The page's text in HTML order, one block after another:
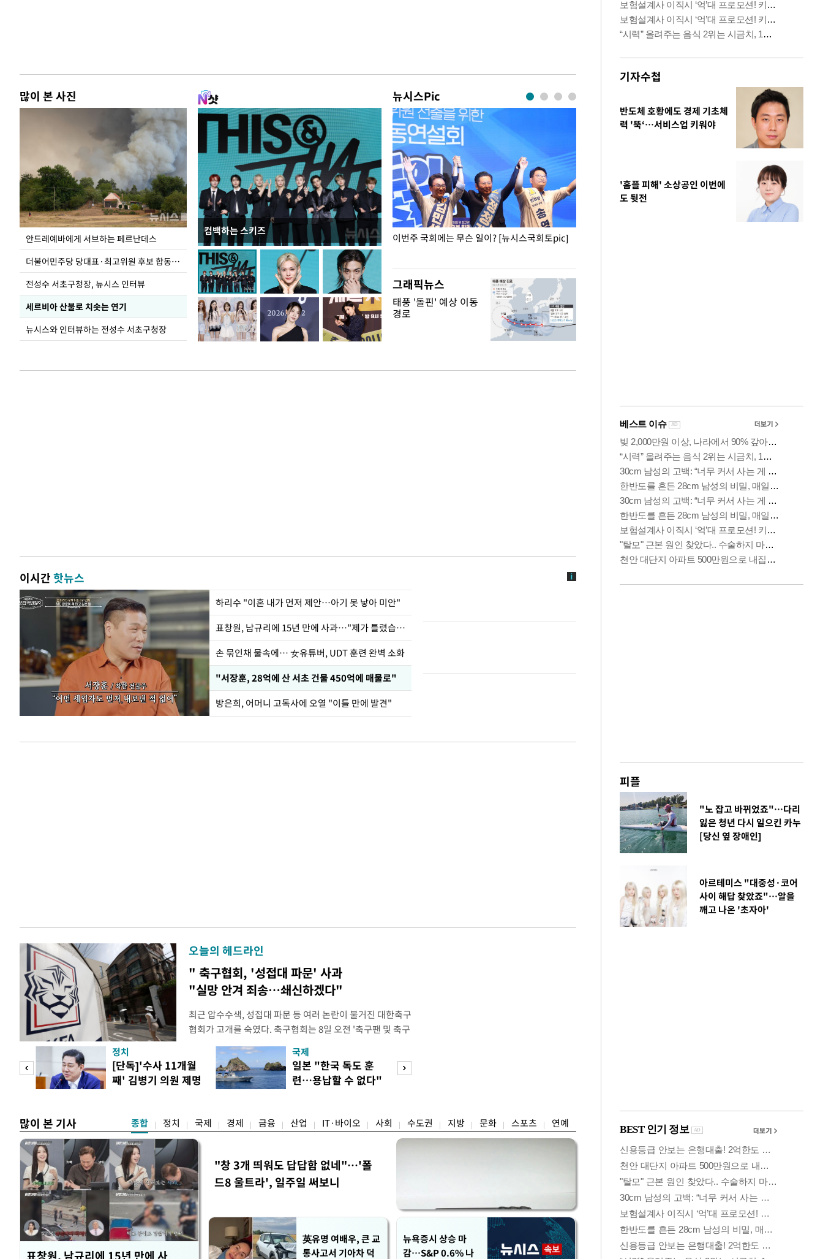
많이 본 사진
안드레예바에게 서브하는 페르난데스
더불어민주당 당대표·최고위원 후보 합동연설회
전성수 서초구청장, 뉴시스 인터뷰
세르비아 산불로 치솟는 연기
뉴시스와 인터뷰하는 전성수 서초구청장
컴백하는 스키즈
뉴시스Pic
이 대통령, 국가폭력 피해자에 위로·사과…"국가
가 책임지고 치유"
이번주 국회에는 무슨 일이? [뉴시스국회토pic]
그래픽뉴스
태풍 '돌핀' 예상 이동
경로
이시간핫뉴스
하리수 "이혼 내가 먼저 제안…아기 못 낳아 미안"
표창원, 남규리에 15년 만에 사과…"제가 틀렸습니다"
손 묶인채 물속에… 女유튜버, UDT 훈련 완벽 소화
"서장훈, 28억에 산 서초 건물 450억에 매물로"
방은희, 어머니 고독사에 오열 "이틀 만에 발견"
오늘의 헤드라인
" 축구협회, '성접대 파문' 사과
"실망 안겨 죄송…쇄신하겠다"
최근 압수수색, 성접대 파문 등 여러 논란이 불거진 대한축구
협회가 고개를 숙였다. 축구협회는 8일 오전 '축구팬 및 축구
관계자 여러분께 드리는 글'이라는 제목의 입장문을 발표했
다. 축구협회는 최근 2026 국제축구연맹(FIFA) 북중미 월드
컵 조별리그 탈락과 관련해 국회 문화체육관광위원회 청문
회에서 질타를 받은 데 이어, 홍명보 전 감독 선
정치
[단독]'수사 11개월
째' 김병기 의원 제명
국제
일본 "한국 독도 훈
련…용납할 수 없다"
많이 본 기사 종합 정치 국제 경제 금융 산업 IT·바이오 사회 수도권 지방 문화 스포츠 연예
표창원, 남규리에 15년 만에 사
"창 3개 띄워도 답답함 없네"…'폴
드8 울트라', 일주일 써보니
英유명 여배우, 큰 교
통사고서 기아차 덕
뉴욕증시 상승 마
감…S&P 0.6% 나
기자수첩
반도체 호황에도 경제 기초체
력 '뚝‘…서비스업 키워야
'홈플 피해' 소상공인 이번에
도 뒷전
피플
"노 잡고 바뀌었죠"…다리
잃은 청년 다시 일으킨 카누
[당신 옆 장애인]
아르테미스 "대중성·코어
사이 해답 찾았죠"…알을
깨고 나온 '초자아'